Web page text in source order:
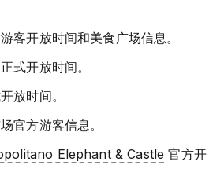
客开放时间和美食广场信息。
式开放时间。
放时间。
官方游客信息。
Elephant & Castle 官方开